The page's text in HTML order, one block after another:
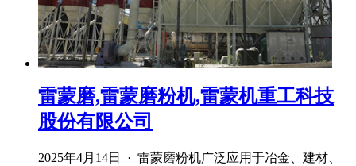
雷蒙磨,雷蒙磨粉机,雷蒙机重工科技
股份有限公司
2025年4月14日 · 雷蒙磨粉机广泛应用于冶金、建材、